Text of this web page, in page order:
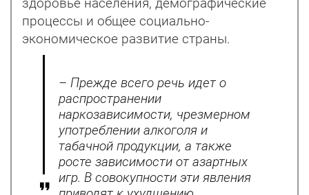
здоровье населения, демографические
процессы и общее социально-
экономическое развитие страны.
– Прежде всего речь идет о
распространении
наркозависимости, чрезмерном
употреблении алкоголя и
табачной продукции, а также
росте зависимости от азартных
игр. В совокупности эти явления